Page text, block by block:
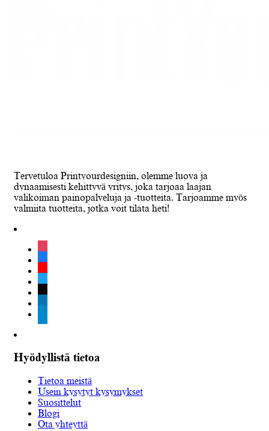
Tervetuloa Printyourdesigniin, olemme luova ja
dynaamisesti kehittyvä yritys, joka tarjoaa laajan
valikoiman painopalveluja ja -tuotteita. Tarjoamme myös
valmiita tuotteita, jotka voit tilata heti!
instagram
facebook
youtube
twitter
tiktok
Hyödyllistä tietoa
Tietoa meistä
Usein kysytyt kysymykset
Suosittelut
Blogi
Ota yhteyttä